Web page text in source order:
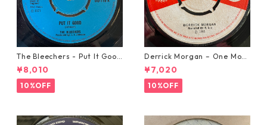
The Bleechers - Put It Good
【7-21637】
¥8,010
10%OFF
Derrick Morgan – One Morn
ing In May【7-21653】
¥7,020
10%OFF